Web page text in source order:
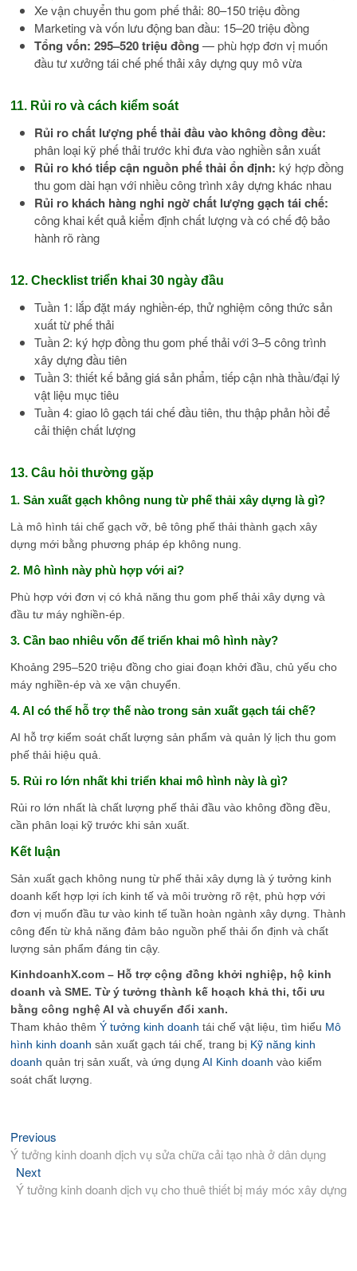
Xe vận chuyển thu gom phế thải: 80–150 triệu đồng
Marketing và vốn lưu động ban đầu: 15–20 triệu đồng
Tổng vốn: 295–520 triệu đồng — phù hợp đơn vị muốn
đầu tư xưởng tái chế phế thải xây dựng quy mô vừa
11. Rủi ro và cách kiểm soát
Rủi ro chất lượng phế thải đầu vào không đồng đều:
phân loại kỹ phế thải trước khi đưa vào nghiền sản xuất
Rủi ro khó tiếp cận nguồn phế thải ổn định: ký hợp đồng
thu gom dài hạn với nhiều công trình xây dựng khác nhau
Rủi ro khách hàng nghi ngờ chất lượng gạch tái chế:
công khai kết quả kiểm định chất lượng và có chế độ bảo
hành rõ ràng
12. Checklist triển khai 30 ngày đầu
Tuần 1: lắp đặt máy nghiền-ép, thử nghiệm công thức sản
xuất từ phế thải
Tuần 2: ký hợp đồng thu gom phế thải với 3–5 công trình
xây dựng đầu tiên
Tuần 3: thiết kế bảng giá sản phẩm, tiếp cận nhà thầu/đại lý
vật liệu mục tiêu
Tuần 4: giao lô gạch tái chế đầu tiên, thu thập phản hồi để
cải thiện chất lượng
13. Câu hỏi thường gặp
1. Sản xuất gạch không nung từ phế thải xây dựng là gì?
Là mô hình tái chế gạch vỡ, bê tông phế thải thành gạch xây
dựng mới bằng phương pháp ép không nung.
2. Mô hình này phù hợp với ai?
Phù hợp với đơn vị có khả năng thu gom phế thải xây dựng và
đầu tư máy nghiền-ép.
3. Cần bao nhiêu vốn để triển khai mô hình này?
Khoảng 295–520 triệu đồng cho giai đoạn khởi đầu, chủ yếu cho
máy nghiền-ép và xe vận chuyển.
4. AI có thể hỗ trợ thế nào trong sản xuất gạch tái chế?
AI hỗ trợ kiểm soát chất lượng sản phẩm và quản lý lịch thu gom
phế thải hiệu quả.
5. Rủi ro lớn nhất khi triển khai mô hình này là gì?
Rủi ro lớn nhất là chất lượng phế thải đầu vào không đồng đều,
cần phân loại kỹ trước khi sản xuất.
Kết luận
Sản xuất gạch không nung từ phế thải xây dựng là ý tưởng kinh
doanh kết hợp lợi ích kinh tế và môi trường rõ rệt, phù hợp với
đơn vị muốn đầu tư vào kinh tế tuần hoàn ngành xây dựng. Thành
công đến từ khả năng đảm bảo nguồn phế thải ổn định và chất
lượng sản phẩm đáng tin cậy.
KinhdoanhX.com – Hỗ trợ cộng đồng khởi nghiệp, hộ kinh
doanh và SME. Từ ý tưởng thành kế hoạch khả thi, tối ưu
bằng công nghệ AI và chuyển đổi xanh.
Tham khảo thêmÝ tưởng kinh doanh tái chế vật liệu, tìm hiểu Mô
hình kinh doanh sản xuất gạch tái chế, trang bị Kỹ năng kinh
doanh quản trị sản xuất, và ứng dụngAI Kinh doanh vào kiểm
soát chất lượng.
Điều
hướng
bài
viết
Previous
post:
Ý tưởng kinh doanh dịch vụ sửa chữa cải tạo nhà ở dân dụng
NextNext
post:
Ý tưởng kinh doanh dịch vụ cho thuê thiết bị máy móc xây dựng